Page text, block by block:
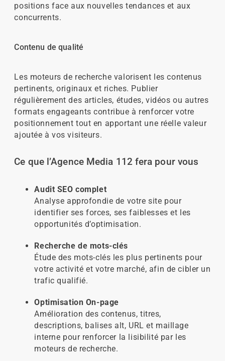
positions face aux nouvelles tendances et aux
concurrents.
Contenu de qualité
Les moteurs de recherche valorisent les contenus
pertinents, originaux et riches. Publier
régulièrement des articles, études, vidéos ou autres
formats engageants contribue à renforcer votre
positionnement tout en apportant une réelle valeur
ajoutée à vos visiteurs.
Ce que l’Agence Media 112 fera pour vous
Audit SEO complet
Analyse approfondie de votre site pour
identifier ses forces, ses faiblesses et les
opportunités d’optimisation.
Recherche de mots-clés
Étude des mots-clés les plus pertinents pour
votre activité et votre marché, afin de cibler un
trafic qualifié.
Optimisation On-page
Amélioration des contenus, titres,
descriptions, balises alt, URL et maillage
interne pour renforcer la lisibilité par les
moteurs de recherche.